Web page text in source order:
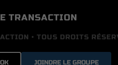
TRANSACTION
• TOUS DROITS
JOINDRE LE GROUPE